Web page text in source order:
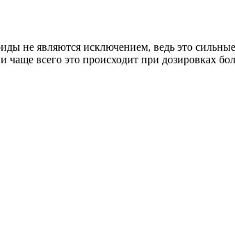
не являются исключением, ведь это
всего это происходит при дозировках